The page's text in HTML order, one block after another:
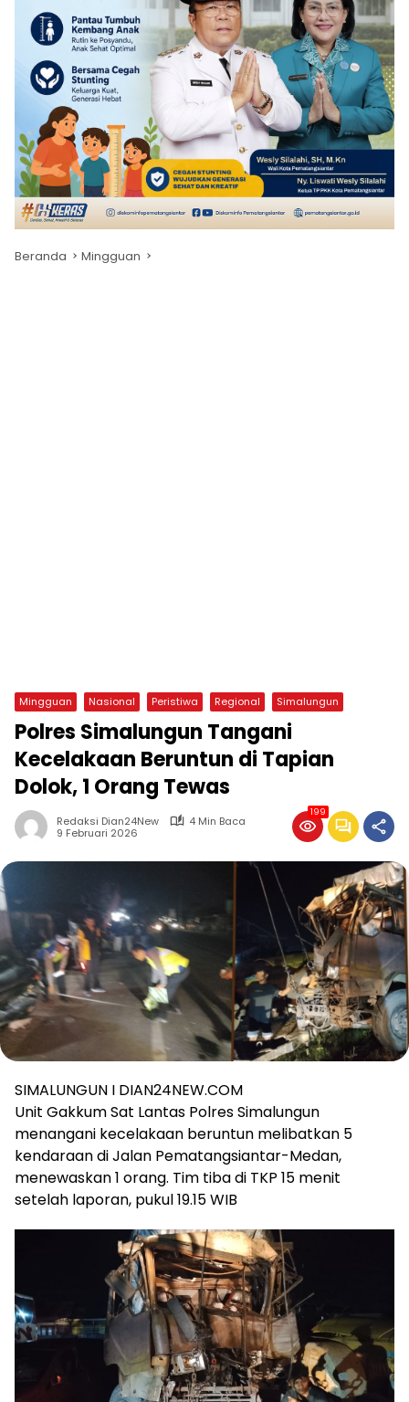
Beranda Mingguan
Mingguan Nasional Peristiwa Regional Simalungun
Polres Simalungun Tangani
Kecelakaan Beruntun di Tapian
Dolok, 1 Orang Tewas
Redaksi Dian24New
4 Min Baca
9 Februari 2026
199
SIMALUNGUN I DIAN24NEW.COM
Unit Gakkum Sat Lantas Polres Simalungun
menangani kecelakaan beruntun melibatkan 5
kendaraan di Jalan Pematangsiantar-Medan,
menewaskan 1 orang. Tim tiba di TKP 15 menit
setelah laporan, pukul 19.15 WIB